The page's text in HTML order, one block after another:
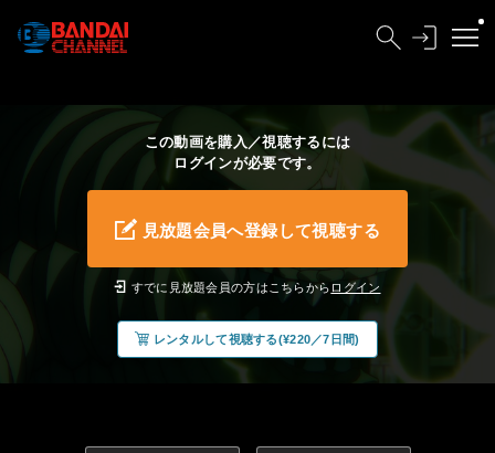
この動画を購入／視聴するには
ログインが必要です。
見放題会員へ登録して視聴する
すでに見放題会員の方はこちらから ログイン
レンタルして視聴する(¥220／7日間)